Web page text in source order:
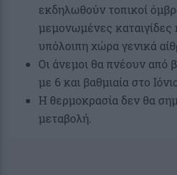
εκδηλωθούν τοπικοί
μεμονωμένες καταιγίδες
υπόλοιπη χώρα γενικά
Οι άνεμοι θα πνέουν από
με 6 και βαθμιαία στο
Η θερμοκρασία δεν θα
μεταβολή.